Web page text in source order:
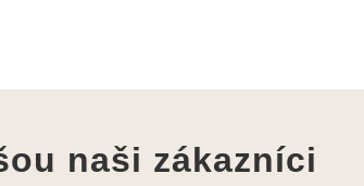
naši zákazníci